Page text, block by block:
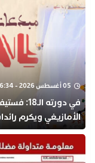
05 أغسطس 2026 - 16:34
في
الأمازيغي ويكرم